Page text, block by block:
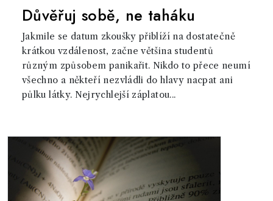
Důvěřuj sobě, ne taháku
Jakmile se datum zkoušky přiblíží na dostatečně
krátkou vzdálenost, začne většina studentů
různým způsobem panikařit. Nikdo to přece neumí
všechno a někteří nezvládli do hlavy nacpat ani
půlku látky. Nejrychlejší záplatou...